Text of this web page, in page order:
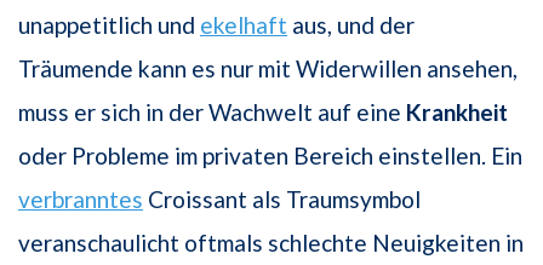
unappetitlich und ekelhaft aus, und der
Träumende kann es nur mit Widerwillen ansehen,
muss er sich in der Wachwelt auf eine Krankheit
oder Probleme im privaten Bereich einstellen. Ein
verbranntes Croissant als Traumsymbol
veranschaulicht oftmals schlechte Neuigkeiten in